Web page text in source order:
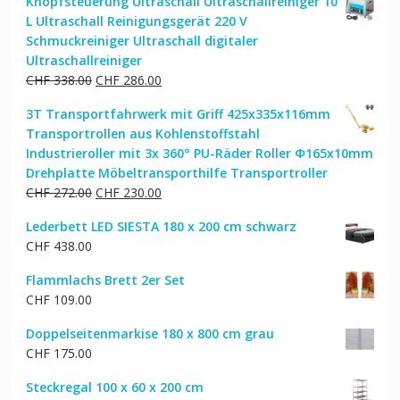
war:
CHF 166.00
ist:
CHF 140.00.
L Ultraschall Reinigungsgerät 220 V
Schmuckreiniger Ultraschall digitaler
Ultraschallreiniger
CHF338.00 Ursprünglicher
war:
CHF 338.00
CHF286.00Aktueller
ist:
CHF 286.00.
3T Transportfahrwerk mit Griff 425x335x116mm
Transportrollen aus Kohlenstoffstahl
Industrieroller mit 3x 360° PU-Räder Roller Ф165x10mm
Drehplatte Möbeltransporthilfe Transportroller
CHF272.00 Ursprünglicher
war:
CHF230.00Aktueller
ist:
Lederbett LED SIESTA 180 x 200 cm schwarz
CHF438.00
Flammlachs Brett 2er Set
CHF109.00
Doppelseitenmarkise 180 x 800 cm grau
CHF175.00
Steckregal 100 x 60 x 200 cm